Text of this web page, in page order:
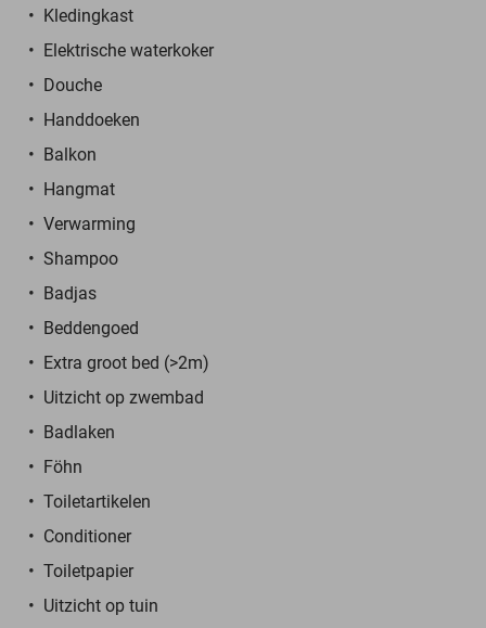
Kledingkast
Elektrische waterkoker
Douche
Handdoeken
Balkon
Hangmat
Verwarming
Shampoo
Badjas
Beddengoed
Extra groot bed (>2m)
Uitzicht op zwembad
Badlaken
Föhn
Toiletartikelen
Conditioner
Toiletpapier
Uitzicht op tuin